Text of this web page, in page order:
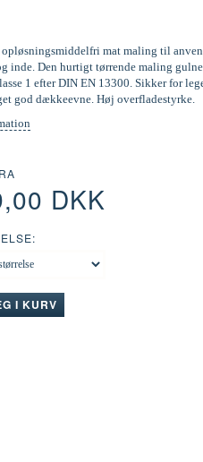
mat maling til
inde. Den hurtigt tørrende maling
1 efter DIN EN 13300. Sikker for
god dækkeevne. Høj overfladestyrke.
DKK
I KURV